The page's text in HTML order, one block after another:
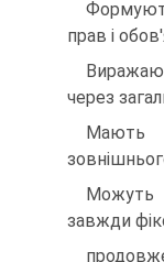
прав і
через
Мають
завжди